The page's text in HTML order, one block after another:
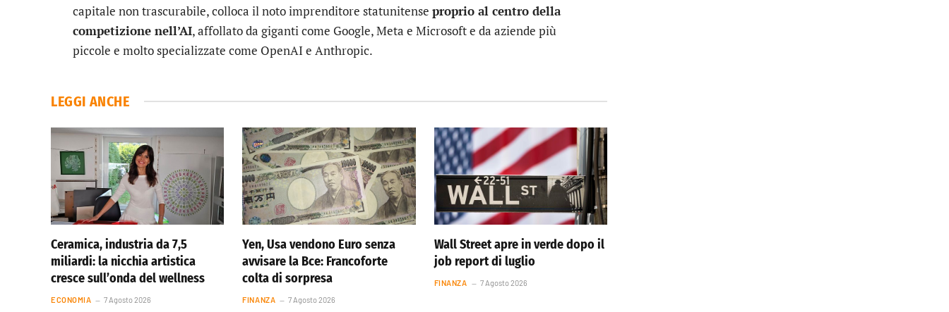
capitale non trascurabile, colloca il noto imprenditore statunitense proprio al centro della
competizione nell’AI, affollato da giganti come Google, Meta e Microsoft e da aziende più
piccole e molto specializzate come OpenAI e Anthropic.
LEGGI ANCHE
Ceramica, industria da 7,5
miliardi: la nicchia artistica
cresce sull’onda del wellness
ECONOMIA 7 Agosto 2026
Yen, Usa vendono Euro senza
avvisare la Bce: Francoforte
colta di sorpresa
FINANZA 7 Agosto 2026
Wall Street apre in verde dopo il
job report di luglio
FINANZA 7 Agosto 2026